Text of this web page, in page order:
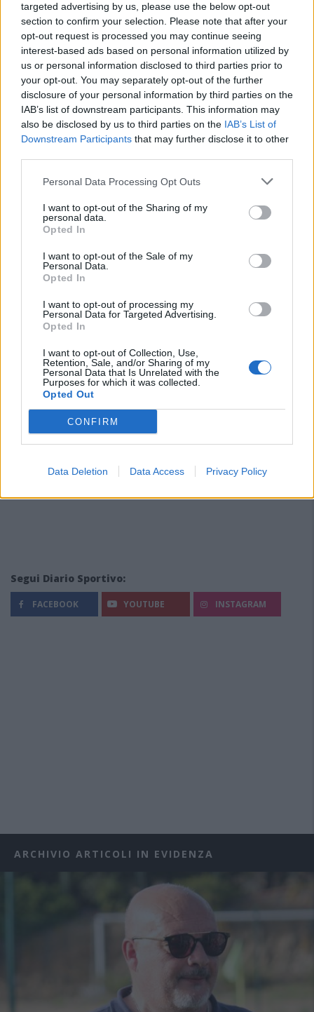
targeted advertising by us, please use the below opt-out
section to confirm your selection. Please note that after your
opt-out request is processed you may continue seeing
interest-based ads based on personal information utilized by
us or personal information disclosed to third parties prior to
your opt-out. You may separately opt-out of the further
disclosure of your personal information by third parties on the
IAB’s list of downstream participants. This information may
also be disclosed by us to third parties on the IAB’s List of
Downstream Participants that may further disclose it to other
Personal Data Processing Opt Outs
I want to opt-out of the Sharing of my
personal data.
Opted In
I want to opt-out of the Sale of my
Personal Data.
Opted In
I want to opt-out of processing my
Personal Data for Targeted Advertising.
Opted In
I want to opt-out of Collection, Use,
Retention, Sale, and/or Sharing of my
Personal Data that Is Unrelated with the
Purposes for which it was collected.
Opted Out
CONFIRM
Data Deletion Data Access Privacy Policy
L'Ilva si completa con Markic, Contucci,
Carlucci, Bevilacqua, Solinas, Souare e Galic
7 Ago 2026
Il Monastir riparte dai pilastri Masia, Pinna e
Aloia, il primo acquisto è Loru
7 Ago 2026
Gran colpo dell'Ossese, per la difesa c'è l'ex
Il Monastir 1983 si trasforma da Associazione
Sportiva in Srl
L'Ossese si prepara all'esordio in D: Forzati,
7 Ago 2026
Segui Diario Sportivo:
FACEBOOK YOUTUBE INSTAGRAM
ARCHIVIO ARTICOLI IN EVIDENZA